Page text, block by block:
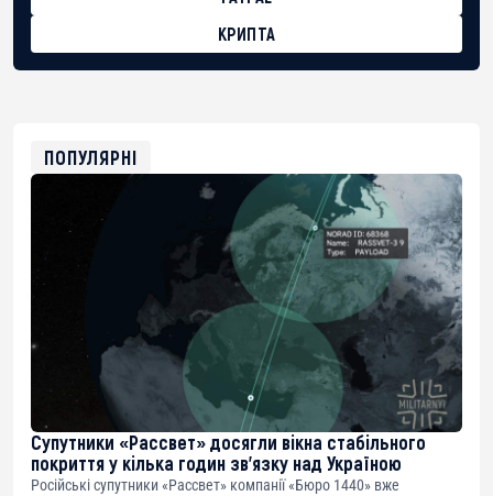
КРИПТА
0xfD02863D3289416fcF50975c9DFda13623f97758
ПОПУЛЯРНІ
Супутники «Рассвет» досягли вікна стабільного
покриття у кілька годин зв’язку над Україною
Російські супутники «Рассвет» компанії «Бюро 1440» вже